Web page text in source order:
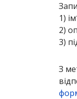
1)
2)
3)
З